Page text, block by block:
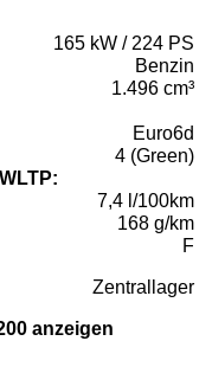
165 kW / 224 PS
Benzin
1.496 cm³
Euro6d
4 (Green)
7,4 l/100km
168 g/km
F
Zentrallager
anzeigen